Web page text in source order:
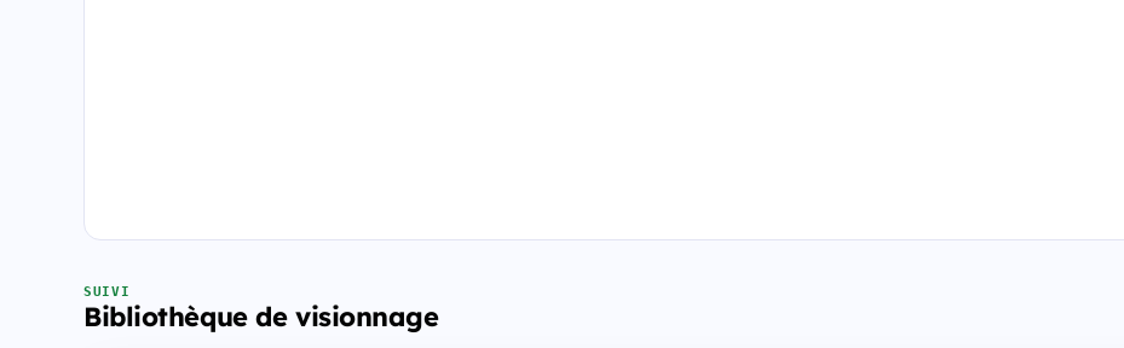
SUIVI
Bibliothèque de visionnage